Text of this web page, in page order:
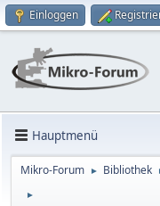
Einloggen
Hauptmenü
Mikro-Forum ► Bibliothek
►